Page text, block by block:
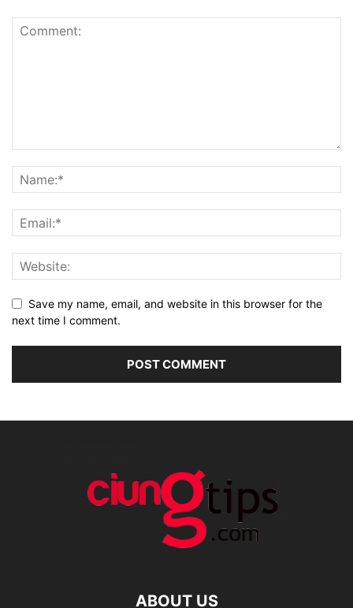
Save my name, email, and website in this browser for the
next time I comment.
ABOUT US